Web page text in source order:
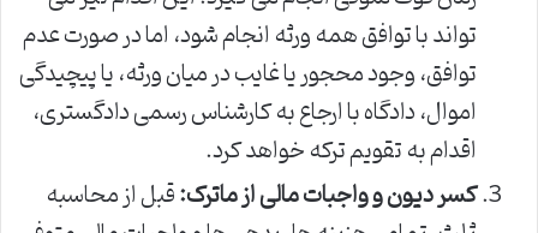
تواند با توافق همه ورثه انجام شود، اما در صورت عدم
توافق، وجود محجور یا غایب در میان ورثه، یا پیچیدگی
اموال، دادگاه با ارجاع به کارشناس رسمی دادگستری،
اقدام به تقویم ترکه خواهد کرد.
کسر دیون و واجبات مالی از ماترک:قبل از محاسبه